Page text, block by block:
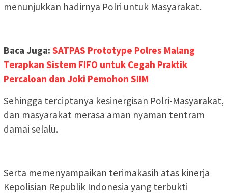
menunjukkan hadirnya Polri untuk Masyarakat.
Baca Juga: SATPAS Prototype Polres Malang
Terapkan Sistem FIFO untuk Cegah Praktik
Percaloan dan Joki Pemohon SIIM
Sehingga terciptanya kesinergisan Polri-Masyarakat,
dan masyarakat merasa aman nyaman tentram
damai selalu.
Serta memenyampaikan terimakasih atas kinerja
Kepolisian Republik Indonesia yang terbukti